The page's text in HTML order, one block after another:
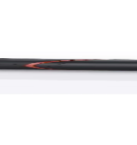
Doğa ve